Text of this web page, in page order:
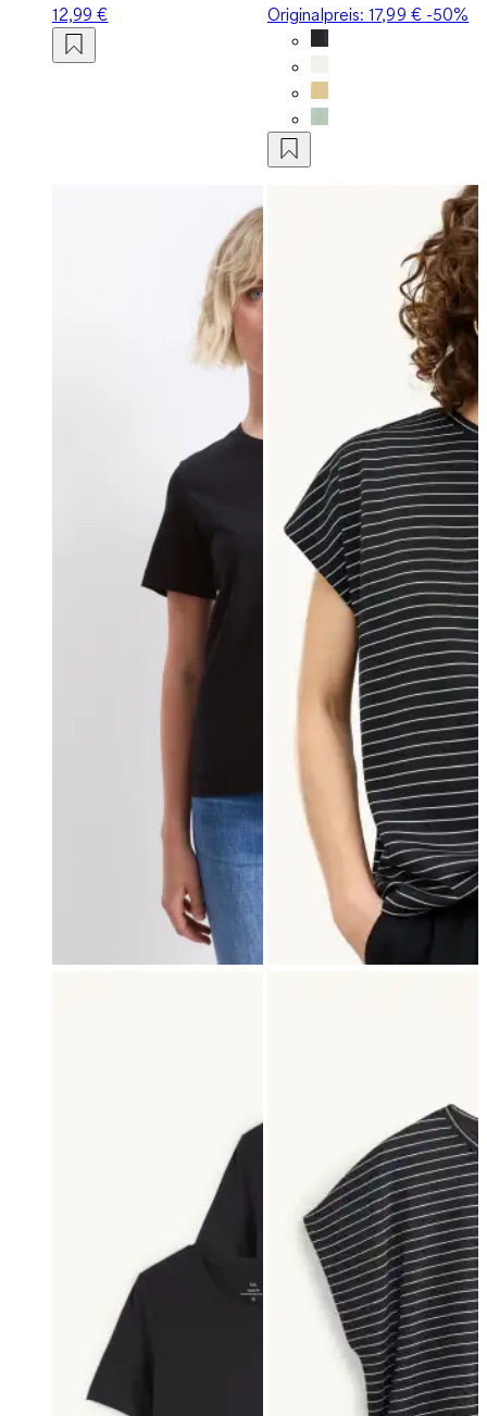
12,99 €
Originalpreis:17,99 €-50%